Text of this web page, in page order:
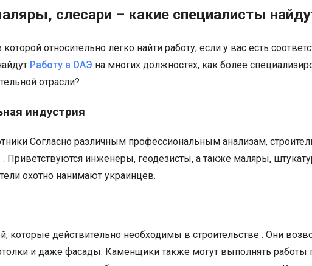
слесари – какие специалисты
которой относительно легко найти работу, если у вас есть
Работу в ОАЭ на многих должностях, как более
отрасли?
индустрия
Согласно различным профессиональным анализам,
Приветствуются инженеры, геодезисты, а также маляры,
охотно нанимают украинцев.
которые действительно необходимы в строительстве . Они
и даже фасады. Каменщики также могут выполнять работы